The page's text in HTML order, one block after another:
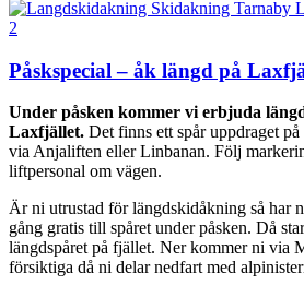
Påskspecial – åk längd på
Under påsken kommer vi erbjuda
Laxfjället. Det finns ett spår uppdraget
via Anjaliften eller Linbanan. Följ
liftpersonal om vägen.
Är ni utrustad för längdskidåkning så har
gång gratis till spåret under påsken. Då
längdspåret på fjället. Ner kommer ni via
försiktiga då ni delar nedfart med